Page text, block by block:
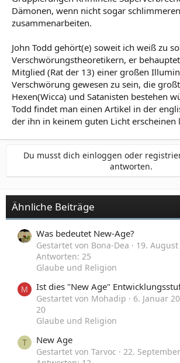
Dämonen, wenn nicht sogar
zusammenarbeiten.
John Todd gehört(e) soweit ich weiß zu
Verschwörungstheoretikern, er
Mitglied (Rat der 13) einer großen
Verschwörung gewesen zu sein, die
Hexen(Wicca) und Satanisten bestehen
Todd findet man einen Artikel in der
der ihn in keinem guten Licht erscheinen
Du musst dich einloggen oder
antworten.
Ähnliche Beiträge
Was bedeutet New-Age?
Gestartet von Bona-Dea
19. August
Antworten: 25
Glaube und Religion
M Ist dies "New Age"
Gestartet von Mohadip 6. Januar
20
Glaube und Religion
T New Age
Gestartet von Tarvoc
22.